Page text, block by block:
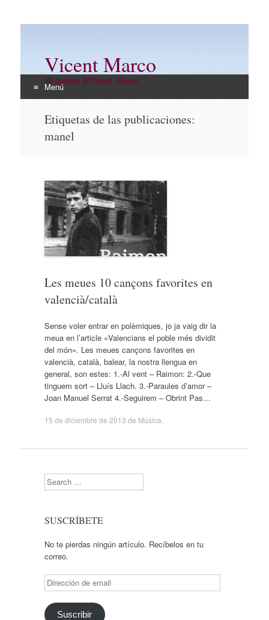
Vicent Marco
Mi opinión @Vicent_Marco
Menú
contenido
Etiquetas de las publicaciones:
manel
Les meues 10 cançons favorites en
valencià/català
Sense voler entrar en polèmiques, jo ja vaig dir la
meua en l’article «Valencians el poble més dividit
del món». Les meues cançons favorites en
valencià, català, balear, la nostra llengua en
general, son estes: 1.-Al vent – Raimon: 2.-Que
tinguem sort – Lluís Llach. 3.-Paraules d’amor –
Joan Manuel Serrat 4.-Seguirem – Obrint Pas…
15 de diciembre de 2013 de Música
Search
SUSCRÍBETE
No te pierdas ningún artículo. Recíbelos en tu
correo.
Dirección
de
email
Suscribir